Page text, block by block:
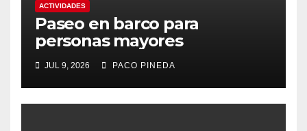
ACTIVIDADES
Paseo en barco para
personas mayores
JUL 9, 2026 PACO PINEDA